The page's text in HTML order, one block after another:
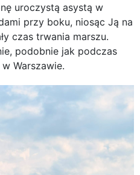
uroczystą asystą w
przy boku, niosąc Ją na
czas trwania marszu.
podobnie jak podczas
Warszawie.